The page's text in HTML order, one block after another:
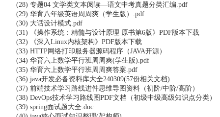
(28) 专题04 文学类文本阅读—语文中考真题分类汇编.pdf
(29) 华育八年级英语周周爽（学生版）.pdf
(30) 大话设计模式.pdf
(31) 《操作系统：精髓与设计原理 原书第6版》PDF版本下载
(32) 《深入Linux内核架构》PDF版本下载
(33) HTTP网络打印服务器源码程序（JAVA开源）
(34) 华育六上数学平行班周周爽(学生版).pdf
(35) 华育六上数学平行班周周爽答案.pdf
(36) java开发必备资料库大全240309(57份相关文档)
(37) 前端技术学习路线进件思维导图资料（初阶/中阶/高阶）
(38) DevOps技术学习路线图PDF文档（初级中级高级知识点分类）
(39) spring面试题大全.doc